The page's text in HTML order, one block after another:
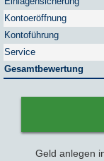
Geld anlegen
Kontoeröffnung
Kontoführung
Service
Gesamtbewertung